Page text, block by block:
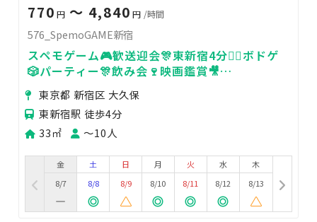
770 円 〜 4,840 円 /時間
576_SpemoGAME新宿
スペモゲーム🎮歓送迎会🎊東新宿4分🚶‍♀️ボドゲ
🎲パーティー🎊飲み会🍷映画鑑賞🎥
576_SpemoGAME新宿
東京都 新宿区 大久保
東新宿駅 徒歩4分
33㎡
〜10人
金
8/7
土
8/8
日
8/9
月
8/10
火
8/11
水
8/12
木
8/13